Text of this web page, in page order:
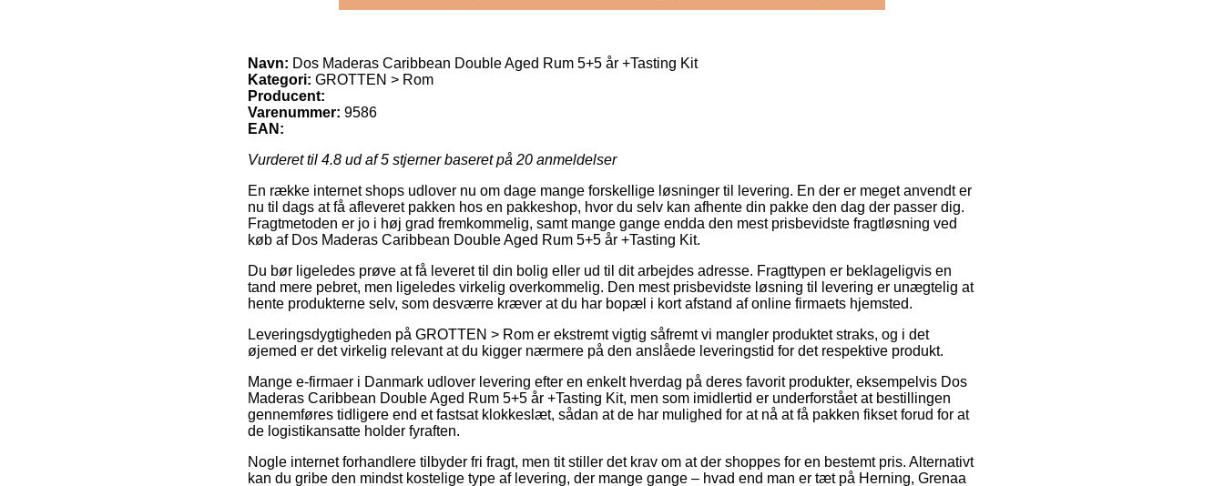
Navn: Dos Maderas Caribbean Double Aged Rum 5+5 år +Tasting Kit
Kategori: GROTTEN > Rom
Producent:
Varenummer: 9586
EAN:
Vurderet til 4.8 ud af 5 stjerner baseret på 20 anmeldelser
En række internet shops udlover nu om dage mange forskellige løsninger til levering. En der er meget anvendt er
nu til dags at få afleveret pakken hos en pakkeshop, hvor du selv kan afhente din pakke den dag der passer dig.
Fragtmetoden er jo i høj grad fremkommelig, samt mange gange endda den mest prisbevidste fragtløsning ved
køb af Dos Maderas Caribbean Double Aged Rum 5+5 år +Tasting Kit.
Du bør ligeledes prøve at få leveret til din bolig eller ud til dit arbejdes adresse. Fragttypen er beklageligvis en
tand mere pebret, men ligeledes virkelig overkommelig. Den mest prisbevidste løsning til levering er unægtelig at
hente produkterne selv, som desværre kræver at du har bopæl i kort afstand af online firmaets hjemsted.
Leveringsdygtigheden på GROTTEN > Rom er ekstremt vigtig såfremt vi mangler produktet straks, og i det
øjemed er det virkelig relevant at du kigger nærmere på den anslåede leveringstid for det respektive produkt.
Mange e-firmaer i Danmark udlover levering efter en enkelt hverdag på deres favorit produkter, eksempelvis Dos
Maderas Caribbean Double Aged Rum 5+5 år +Tasting Kit, men som imidlertid er underforstået at bestillingen
gennemføres tidligere end et fastsat klokkeslæt, sådan at de har mulighed for at nå at få pakken fikset forud for at
de logistikansatte holder fyraften.
Nogle internet forhandlere tilbyder fri fragt, men tit stiller det krav om at der shoppes for en bestemt pris. Alternativt
kan du gribe den mindst kostelige type af levering, der mange gange – hvad end man er tæt på Herning, Grenaa